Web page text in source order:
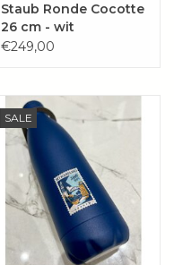
Staub Ronde Cocotte
26 cm - wit
€249,00
SALE